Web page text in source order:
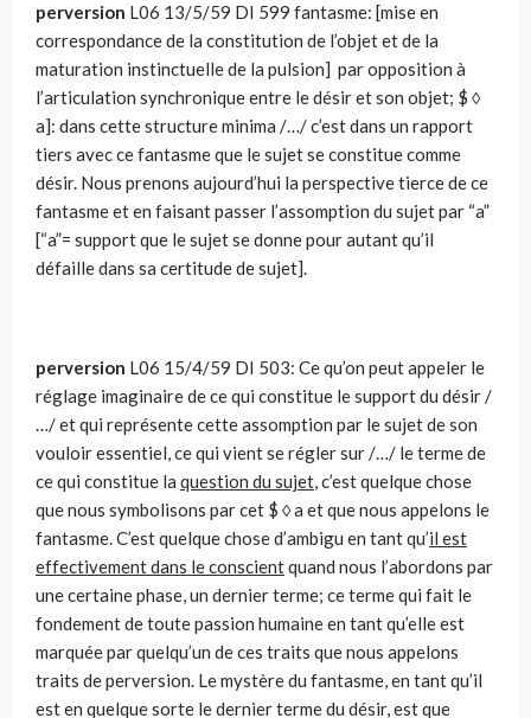
perversion L06 13/5/59 DI 599 fantasme: [mise en
correspondance de la constitution de l’objet et de la
maturation instinctuelle de la pulsion] par opposition à
l’articulation synchronique entre le désir et son objet; $ ◊
a]: dans cette structure minima /…/ c’est dans un rapport
tiers avec ce fantasme que le sujet se constitue comme
désir. Nous prenons aujourd’hui la perspective tierce de ce
fantasme et en faisant passer l’assomption du sujet par “a”
[“a”= support que le sujet se donne pour autant qu’il
défaille dans sa certitude de sujet].
perversion L06 15/4/59 DI 503: Ce qu’on peut appeler le
réglage imaginaire de ce qui constitue le support du désir /
…/ et qui représente cette assomption par le sujet de son
vouloir essentiel, ce qui vient se régler sur /…/ le terme de
ce qui constitue la question du sujet, c’est quelque chose
que nous symbolisons par cet $ ◊ a et que nous appelons le
fantasme. C’est quelque chose d’ambigu en tant qu’il est
effectivement dans le conscientquand nous l’abordons par
une certaine phase, un dernier terme; ce terme qui fait le
fondement de toute passion humaine en tant qu’elle est
marquée par quelqu’un de ces traits que nous appelons
traits de perversion. Le mystère du fantasme, en tant qu’il
est en quelque sorte le dernier terme du désir, est que